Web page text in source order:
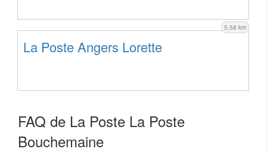
5,58 km
La Poste Angers Lorette
FAQ de La Poste La Poste
Bouchemaine